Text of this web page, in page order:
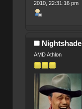
2010, 22:31:16 pm
Nightshade
AMD Athlon